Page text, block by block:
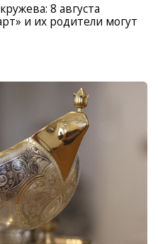
8 августа
и их родители могут